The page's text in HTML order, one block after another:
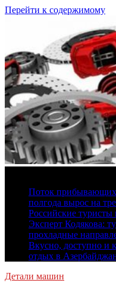
Перейти к содержимому
Поток прибывающих
полгода вырос на
Российские туристы
Эксперт Кодякова:
прохладные
Вкусно, доступно и
отдых в
Детали машин